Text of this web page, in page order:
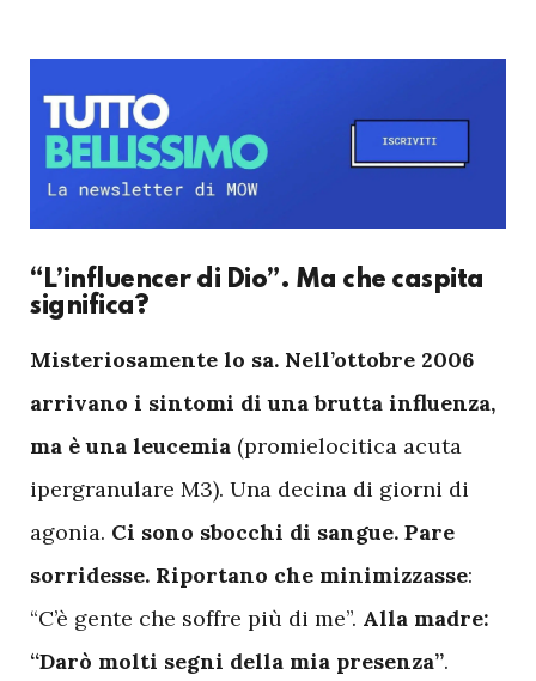
“L’influencer di Dio”. Ma che caspita
significa?
Misteriosamente lo sa. Nell’ottobre 2006
arrivano i sintomi di una brutta influenza,
ma è una leucemia (promielocitica acuta
ipergranulare M3). Una decina di giorni di
agonia. Ci sono sbocchi di sangue. Pare
sorridesse. Riportano che minimizzasse:
“C’è gente che soffre più di me”. Alla madre:
“Darò molti segni della mia presenza”.